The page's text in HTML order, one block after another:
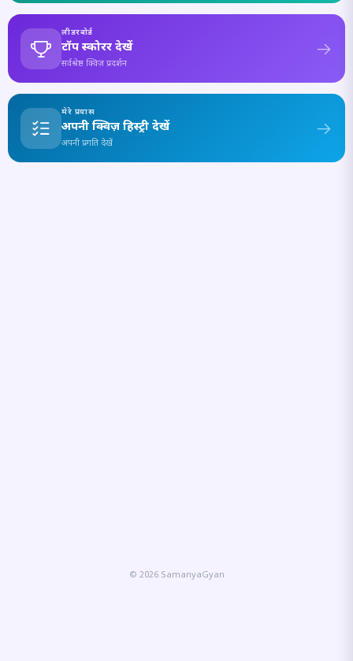
लीडरबोर्ड
टॉप स्कोरर देखें
सर्वश्रेष्ठ क्विज़ प्रदर्शन
मेरे प्रयास
अपनी क्विज़ हिस्ट्री देखें
अपनी प्रगति देखें
© 2026 SamanyaGyan